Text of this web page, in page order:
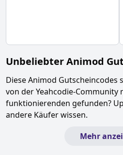
UnbeliebterAnimod
DieseAnimod Gutscheincodes
von der Yeahcodie-Community
funktionierenden gefunden?
andere Käufer wissen.
Mehr